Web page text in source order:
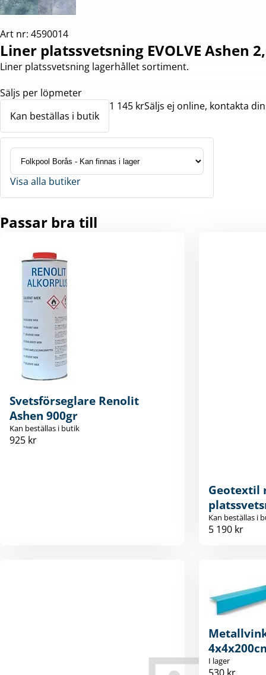
Art nr: 4590014
Liner platssvetsning EVOLVE Ashen
Liner platssvetsning lagerhållet sortiment.
Säljs per löpmeter
Kan beställas i butik
1 145 krSäljs ej online, kontakta
Visa alla butiker
Passar bra till
Svetsförseglare Renolit
Ashen 900gr
Kan beställas i butik
925 kr
Geotextil
Kan beställas i
5 190 kr
I lager